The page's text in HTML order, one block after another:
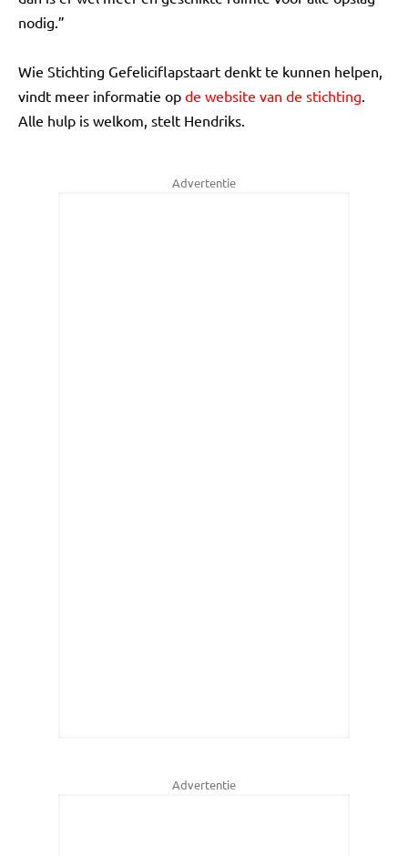
nodig.”
Wie Stichting Gefeliciflapstaart denkt te kunnen helpen,
vindt meer informatie op de website van de stichting.
Alle hulp is welkom, stelt Hendriks.
Advertentie
Advertentie